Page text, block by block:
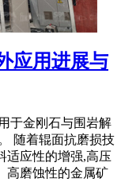
应用进展与
于金刚石与围岩解
随着辊面抗磨损技
适应性的增强,高压
高磨蚀性的金属矿